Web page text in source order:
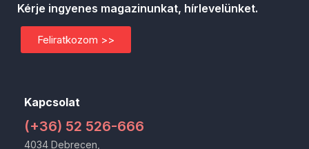
Kapcsolat
(+36) 52 526-666
4034 Debrecen,
Kérje ingyenes magazinunkat, hírlevelünket.
Feliratkozom >>